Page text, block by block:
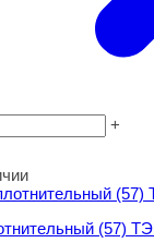
+
(57)
(57)